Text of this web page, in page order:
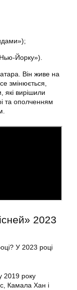
Йорку»).
Він живе на
змінюється,
які вирішили
та ополченням
2023
У 2023 році
2019 року
Камала Хан і